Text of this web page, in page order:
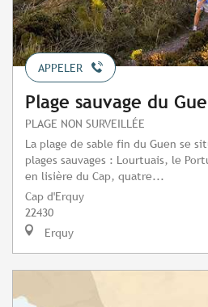
APPELER
Plage sauvage du
PLAGE NON SURVEILLÉE
La plage de sable fin du Guen se
plages sauvages : Lourtuais, le
en lisière du Cap, quatre...
Cap d'Erquy
22430
Erquy